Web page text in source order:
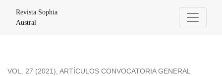
Revista Sophia
Austral
VOL. 27 (2021), ARTÍCULOS CONVOCATORIA GENERAL